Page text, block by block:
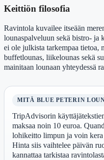
Keittiön filosofia
Ravintola kuvailee itseään
lounaspalveluun sekä bistro-
ei ole julkista tarkempaa tietoa,
buffetlounas, liikelounas sekä
mainitaan lounaan yhteydessä
MITÄ BLUE PETERIN
TripAdvisorin
maksaa noin 10 euroa.
lohikeitto limpun ja voin
Hinta siis vaihtelee päivän
kannattaa tarkistaa